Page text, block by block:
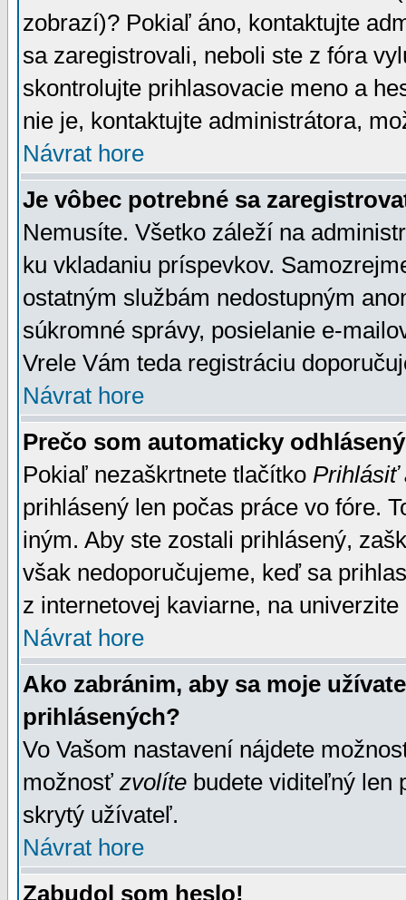
zobrazí)? Pokiaľ áno, kontaktujte
sa zaregistrovali, neboli ste z fóra
skontrolujte prihlasovacie meno a
nie je, kontaktujte administrátora,
Návrat hore
Je vôbec potrebné sa
Nemusíte. Všetko záleží na
ku vkladaniu príspevkov.
ostatným službám nedostupným
súkromné správy, posielanie e-
Vrele Vám teda registráciu
Návrat hore
Prečo som automaticky
Pokiaľ nezaškrtnete tlačítko Prihlásiť
prihlásený len počas práce vo fóre.
iným. Aby ste zostali prihlásený,
však nedoporučujeme, keď sa
z internetovej kaviarne, na univerzite
Návrat hore
Ako zabránim, aby sa moje
prihlásených?
Vo Vašom nastavení nájdete
možnosť zvolíte budete viditeľný len
skrytý užívateľ.
Návrat hore
Zabudol som heslo!